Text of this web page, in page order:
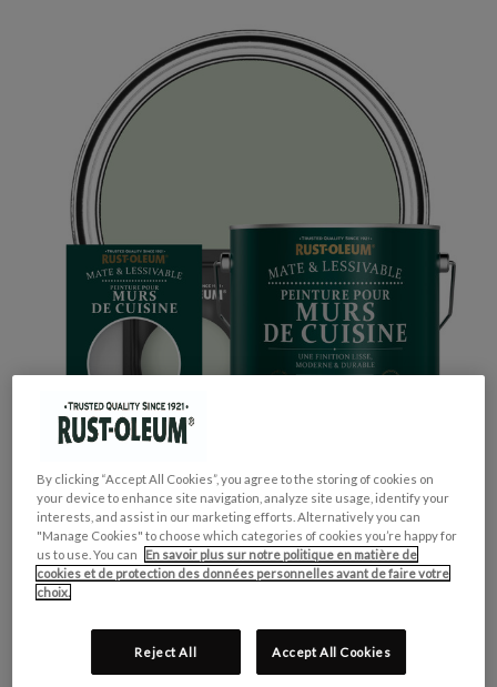
GROUPE DE COULEUR:
COLLECTION DE COULEUR: Pastel
Mate
By clicking “Accept All Cookies”, you agree to the storing of cookies on
your device to enhance site navigation, analyze site usage, identify your
interests, and assist in our marketing efforts. Alternatively you can
"Manage Cookies" to choose which categories of cookies you’re happy for
us to use. You can
En savoir plus sur notre politique en matière de
cookies et de protection des données personnelles avant de faire votre
choix.
Reject All Accept All Cookies